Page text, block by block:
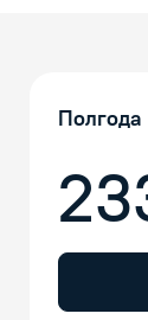
Полгода